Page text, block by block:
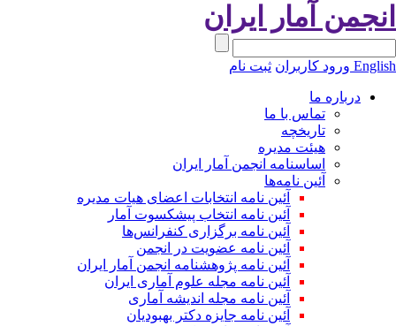
آمار ایران
ورود کاربران ثبت نام
درباره ما
تماس با ما
تاریخچه
هیئت مدیره
اساسنامه انجمن آمار ایران
آئین نامه‌ها
آئین نامه انتخابات اعضای هیات مدیره
آئین نامه انتخاب پیشکسوت آمار
آئین نامه برگزاری کنفرانس‌ها
آئین نامه عضویت در انجمن
آئین نامه پژوهشنامه انجمن آمار ایران
آئین نامه مجله علوم آماری ایران
آئین نامه مجله اندیشه آماری
آئین‌ نامه جایزه دکتر بهبودیان